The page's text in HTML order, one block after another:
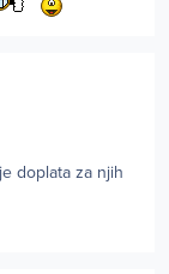
doplata za njih